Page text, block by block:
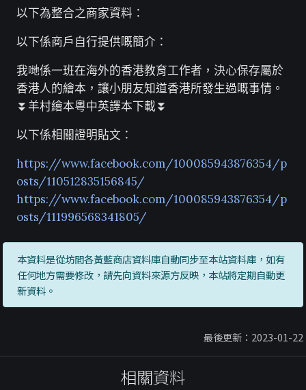
以下為整合之商家資料：
以下係商戶自行提供嘅簡介：
我哋係一班在海外的香港教育工作者，決心保存屬於
香港人的繪本，讓小朋友知道香港所發生過嘅事情。
⏬羊村繪本粵中英譯本下載⏬
以下係相關證明貼文：
https://www.facebook.com/100085943876354/p
osts/110512835156845/
https://www.facebook.com/100085943876354/p
osts/111996568341805/
本資料是從坊間各黃藍商店資料庫自動同步至本站資料庫，如有
任何地方需要修改，請先向資料來源方反映，本站將定期自動更
新資料。
最後更新：2023-01-22
相關資料